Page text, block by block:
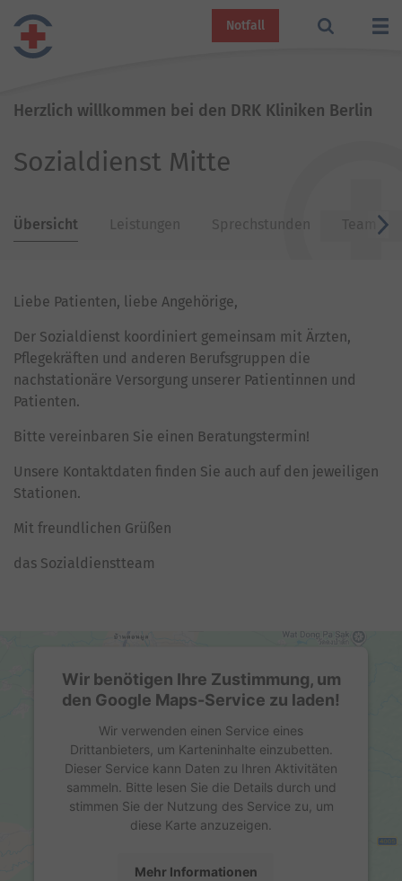
Notfall
Herzlich willkommen bei den DRK Kliniken Berlin
Sozialdienst Mitte
Übersicht Leistungen Sprechstunden
Liebe Patienten, liebe Angehörige,
Der Sozialdienst koordiniert gemeinsam mit Ärzten,
Pflegekräften und anderen Berufsgruppen die
nachstationäre Versorgung unserer Patientinnen und
Patienten.
Bitte vereinbaren Sie einen Beratungstermin!
Unsere Kontaktdaten finden Sie auch auf den jeweiligen
Stationen.
Mit freundlichen Grüßen
das Sozialdienstteam
Wir benötigen Ihre Zustimmung, um
den Google Maps-Service zu laden!
Wir verwenden einen Service eines
Drittanbieters, um Karteninhalte einzubetten.
Dieser Service kann Daten zu Ihren Aktivitäten
sammeln. Bitte lesen Sie die Details durch und
stimmen Sie der Nutzung des Service zu, um
diese Karte anzuzeigen.
Mehr Informationen